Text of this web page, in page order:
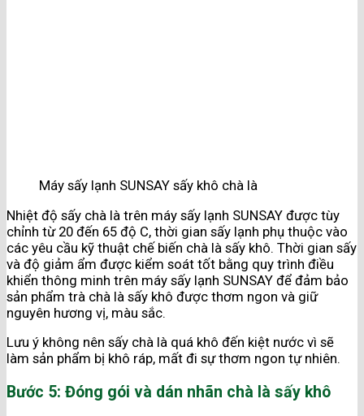
Máy sấy lạnh SUNSAY sấy khô chà là
Nhiệt độ sấy chà là trên máy sấy lạnh SUNSAY được tùy
chỉnh từ 20 đến 65 độ C, thời gian sấy lạnh phụ thuộc vào
các yêu cầu kỹ thuật chế biến chà là sấy khô. Thời gian sấy
và độ giảm ẩm được kiểm soát tốt bằng quy trình điều
khiển thông minh trên máy sấy lạnh SUNSAY để đảm bảo
sản phẩm trà chà là sấy khô được thơm ngon và giữ
nguyên hương vị, màu sắc.
Lưu ý không nên sấy chà là quá khô đến kiệt nước vì sẽ
làm sản phẩm bị khô ráp, mất đi sự thơm ngon tự nhiên.
Bước 5: Đóng gói và dán nhãn chà là sấy khô